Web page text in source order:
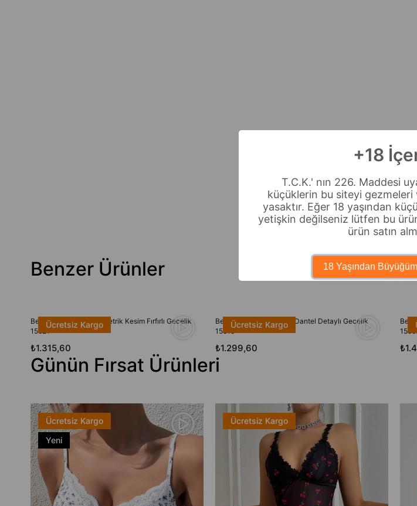
Benzer Ürünler
Bella Notte Kırmızı Asimetrik Kesim Fırfırlı Gecelik
15621
₺1.315,60
Ücretsiz Kargo
Bella Notte Açık Pembe Dantel Detaylı Gecelik
15615
₺1.299,60
Ücretsiz Kargo
Günün Fırsat Ürünleri
Ücretsiz Kargo
Yeni
Ürün
Ücretsiz Kargo
+18
T.C.K.' nın 226. Maddesi
küçüklerin bu siteyi gezmeleri
yasaktır. Eğer 18 yaşından
yetişkin değilseniz lütfen bu
ürün satın
18 Yaşından Büyüğüm